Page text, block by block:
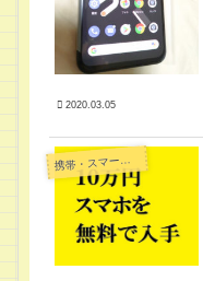
2020.03.05
携帯・スマートフォン・タブレットPC